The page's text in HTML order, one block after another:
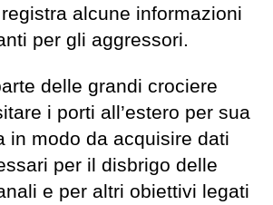
alcune informazioni
per gli aggressori.
delle grandi crociere
i porti all’estero per sua
in modo da acquisire dati
per il disbrigo delle
e per altri obiettivi legati